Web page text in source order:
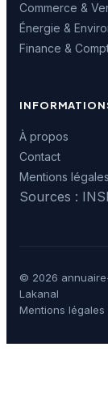
Commerce &
Énergie &
Finance &
À propos
Contact
Mentions légales
Sources :
© 2026
Lakanal
Mentions légales